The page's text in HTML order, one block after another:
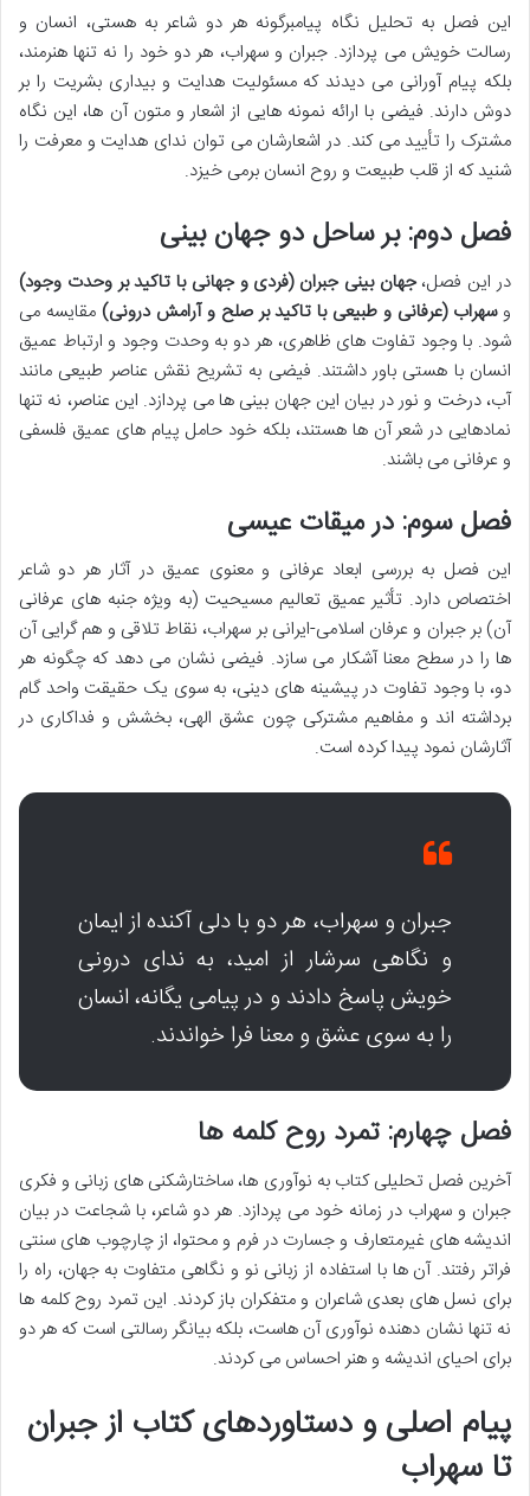
این فصل به تحلیل نگاه پیامبرگونه هر دو شاعر به هستی، انسان و
رسالت خویش می پردازد. جبران و سهراب، هر دو خود را نه تنها هنرمند،
بلکه پیام آورانی می دیدند که مسئولیت هدایت و بیداری بشریت را بر
دوش دارند. فیضی با ارائه نمونه هایی از اشعار و متون آن ها، این نگاه
مشترک را تأیید می کند. در اشعارشان می توان ندای هدایت و معرفت را
شنید که از قلب طبیعت و روح انسان برمی خیزد.
فصل دوم: بر ساحل دو جهان بینی
در این فصل،جهان بینی جبران (فردی و جهانی با تاکید بر وحدت وجود)
وسهراب (عرفانی و طبیعی با تاکید بر صلح و آرامش درونی) مقایسه می
شود. با وجود تفاوت های ظاهری، هر دو به وحدت وجود و ارتباط عمیق
انسان با هستی باور داشتند. فیضی به تشریح نقش عناصر طبیعی مانند
آب، درخت و نور در بیان این جهان بینی ها می پردازد. این عناصر، نه تنها
نمادهایی در شعر آن ها هستند، بلکه خود حامل پیام های عمیق فلسفی
و عرفانی می باشند.
فصل سوم: در میقات عیسی
این فصل به بررسی ابعاد عرفانی و معنوی عمیق در آثار هر دو شاعر
اختصاص دارد. تأثیر عمیق تعالیم مسیحیت (به ویژه جنبه های عرفانی
آن) بر جبران و عرفان اسلامی-ایرانی بر سهراب، نقاط تلاقی و هم گرایی آن
ها را در سطح معنا آشکار می سازد. فیضی نشان می دهد که چگونه هر
دو، با وجود تفاوت در پیشینه های دینی، به سوی یک حقیقت واحد گام
برداشته اند و مفاهیم مشترکی چون عشق الهی، بخشش و فداکاری در
آثارشان نمود پیدا کرده است.
جبران و سهراب، هر دو با دلی آکنده از ایمان
و نگاهی سرشار از امید، به ندای درونی
خویش پاسخ دادند و در پیامی یگانه، انسان
را به سوی عشق و معنا فرا خواندند.
فصل چهارم: تمرد روح کلمه ها
آخرین فصل تحلیلی کتاب به نوآوری ها، ساختارشکنی های زبانی و فکری
جبران و سهراب در زمانه خود می پردازد. هر دو شاعر، با شجاعت در بیان
اندیشه های غیرمتعارف و جسارت در فرم و محتوا، از چارچوب های سنتی
فراتر رفتند. آن ها با استفاده از زبانی نو و نگاهی متفاوت به جهان، راه را
برای نسل های بعدی شاعران و متفکران باز کردند. این تمرد روح کلمه ها
نه تنها نشان دهنده نوآوری آن هاست، بلکه بیانگر رسالتی است که هر دو
برای احیای اندیشه و هنر احساس می کردند.
پیام اصلی و دستاوردهای کتاب از جبران
تا سهراب